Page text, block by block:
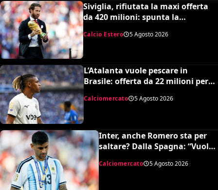
Siviglia, rifiutata la maxi offerta
da 420 milioni: spunta la
spiazzante clausola “anti-Ramos”
Calcio Estero 5 Agosto 2026
L’Atalanta vuole pescare in
Brasile: offerta da 22 milioni per
Danilo, il Botafogo ne vuole 35
Calciomercato 5 Agosto 2026
Inter, anche Romero sta per
saltare? Dalla Spagna: “Vuole
Calciomercato 5 Agosto 2026